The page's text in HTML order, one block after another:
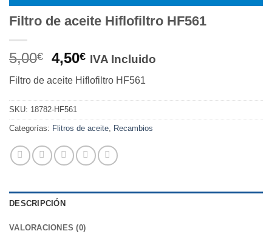
Filtro de aceite Hiflofiltro HF561
5,00€
El
original
era:
5,00€.
4,50€El
actual
es:
4,50€.
IVA Incluido
Filtro de aceite Hiflofiltro HF561
SKU: 18782-HF561
Categorías: Flitros de aceite, Recambios
DESCRIPCIÓN
VALORACIONES (0)